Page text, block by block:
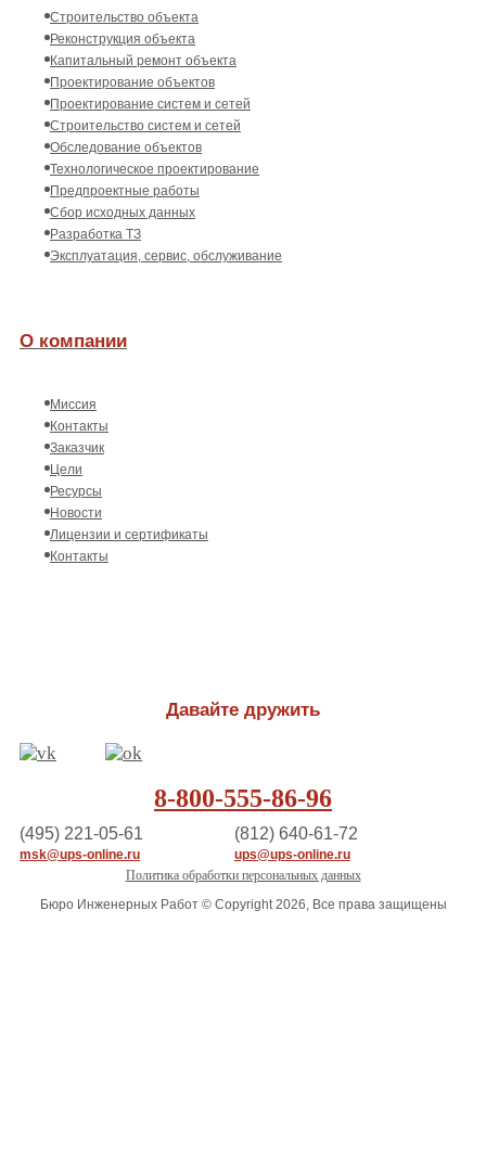
Строительство объекта
Реконструкция объекта
Капитальный ремонт объекта
Проектирование объектов
Проектирование систем и сетей
Строительство систем и сетей
Обследование объектов
Технологическое проектирование
Предпроектные работы
Сбор исходных данных
Разработка ТЗ
Эксплуатация, сервис, обслуживание
О компании
Миссия
Контакты
Заказчик
Цели
Ресурсы
Новости
Лицензии и сертификаты
Контакты
Давайте дружить
8-800-555-86-96
(495) 221-05-61
msk@ups-online.ru
(812) 640-61-72
ups@ups-online.ru
Политика обработки персональных данных
Бюро Инженерных Работ © Copyright 2026, Все права защищены